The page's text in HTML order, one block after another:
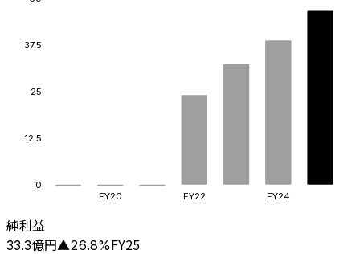
0
12.5
25
37.5
FY20 FY22 FY24
純利益
33.3億円▲26.8%FY25